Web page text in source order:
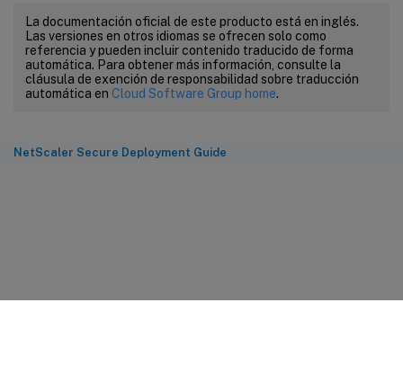
La documentación oficial de este producto está en inglés.
Las versiones en otros idiomas se ofrecen solo como
referencia y pueden incluir contenido traducido de forma
automática. Para obtener más información, consulte la
cláusula de exención de responsabilidad sobre traducción
automática en Cloud Software Group home.
NetScaler Secure Deployment Guide